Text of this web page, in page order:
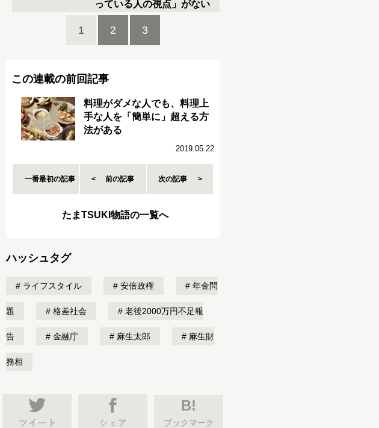
っている人の視点」がない
1 2 3
この連載の前回記事
料理がダメな人でも、料理上
手な人を「簡単に」超える方
法がある
2019.05.22
一番最初の記事 前の記事 次の記事
たまTSUKI物語の一覧へ
ハッシュタグ
ライフスタイル 安倍政権 年金問
題 格差社会 老後2000万円不足報
告 金融庁 麻生太郎 麻生財
務相
B!
ブックマーク